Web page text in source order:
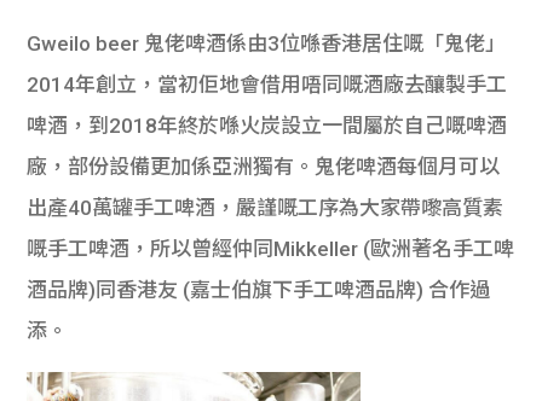
Gweilo beer 鬼佬啤酒係由3位喺香港居住嘅「鬼佬」
2014年創立，當初佢地會借用唔同嘅酒廠去釀製手工
啤酒，到2018年終於喺火炭設立一間屬於自己嘅啤酒
廠，部份設備更加係亞洲獨有。鬼佬啤酒每個月可以
出產40萬罐手工啤酒，嚴謹嘅工序為大家帶嚟高質素
嘅手工啤酒，所以曾經仲同Mikkeller (歐洲著名手工啤
酒品牌)同香港友 (嘉士伯旗下手工啤酒品牌) 合作過
添。